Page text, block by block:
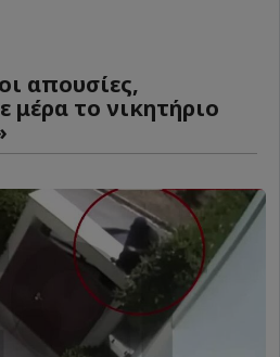
απουσίες,
μέρα το νικητήριο